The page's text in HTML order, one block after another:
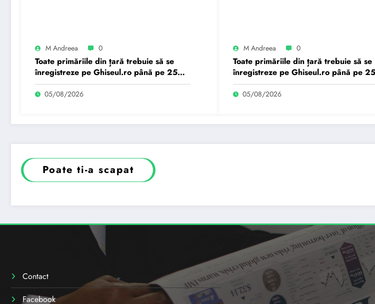
M Andreea 0
Toate primăriile din țară trebuie să se
înregistreze pe Ghiseul.ro până pe 25
august. 919 primari au…
05/08/2026
M Andreea 0
Toate primăriile din țară trebuie să se
înregistreze pe Ghiseul.ro până pe 25
august. 919 primari au…
05/08/2026
Poate ti-a scapat
Contact
Facebook